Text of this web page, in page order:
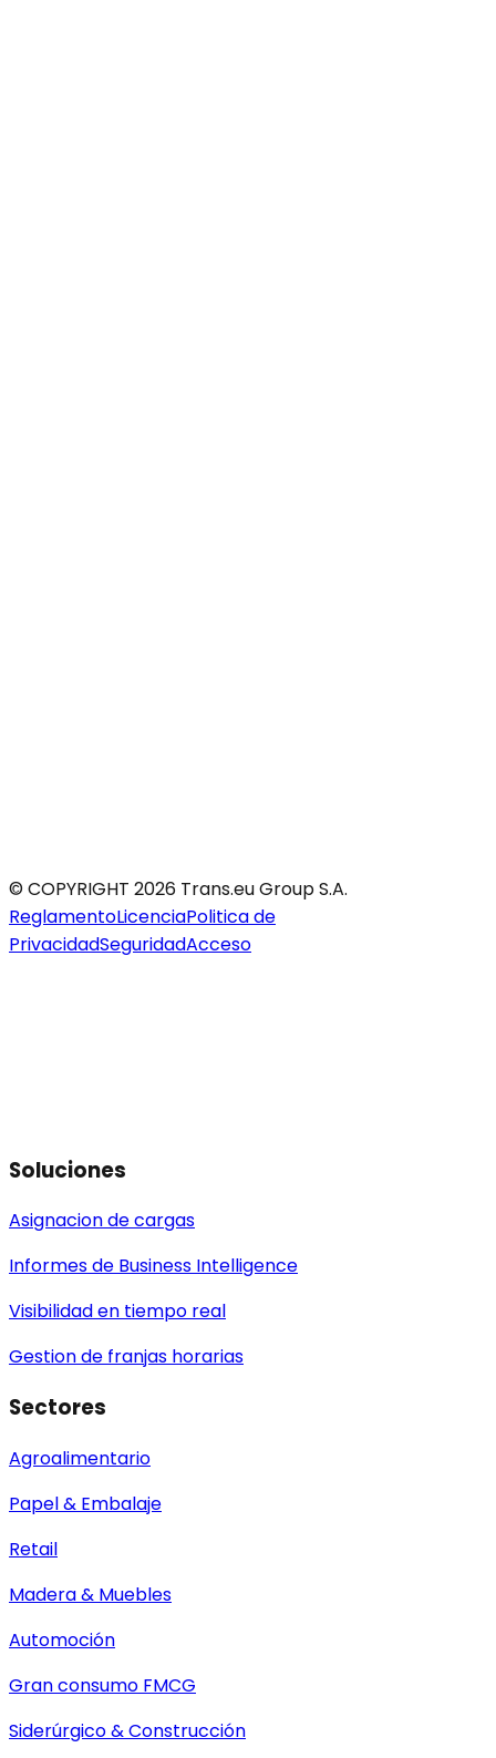
© COPYRIGHT 2026 Trans.eu Group S.A.
ReglamentoLicenciaPolitica de
PrivacidadSeguridadAcceso
Soluciones
Asignacion de cargas
Informes de Business Intelligence
Visibilidad en tiempo real
Gestion de franjas horarias
Sectores
Agroalimentario
Papel & Embalaje
Retail
Madera & Muebles
Automoción
Gran consumo FMCG
Siderúrgico & Construcción